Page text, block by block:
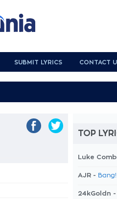
SUBMIT LYRICS CONTACT
TOP
Luke
AJR -
24kGoldn -